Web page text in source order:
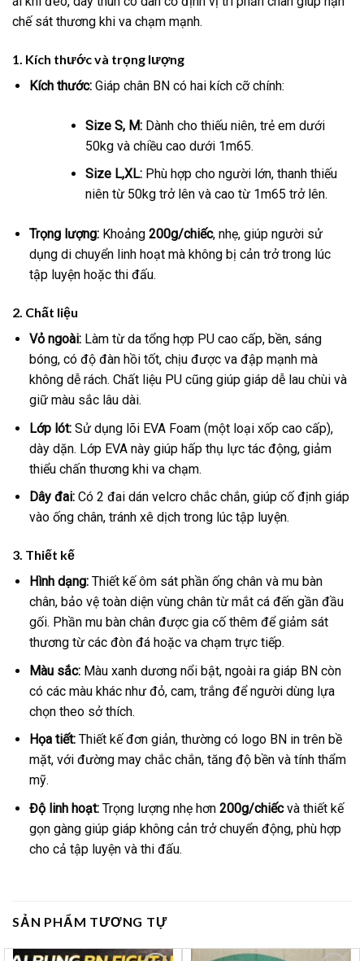
chế sát thương khi va chạm mạnh.
1. Kích thước và trọng lượng
Kích thước:Giáp chân BN có hai kích cỡ chính:
Size S, M:Dành cho thiếu niên, trẻ em dưới
50kg và chiều cao dưới 1m65.
Size L,XL:Phù hợp cho người lớn, thanh thiếu
niên từ 50kg trở lên và cao từ 1m65 trở lên.
Trọng lượng:Khoảng 200g/chiếc, nhẹ, giúp người sử
dụng di chuyển linh hoạt mà không bị cản trở trong lúc
tập luyện hoặc thi đấu.
2. Chất liệu
Vỏ ngoài:Làm từ da tổng hợp PU cao cấp, bền, sáng
bóng, có độ đàn hồi tốt, chịu được va đập mạnh mà
không dễ rách. Chất liệu PU cũng giúp giáp dễ lau chùi và
giữ màu sắc lâu dài.
Lớp lót:Sử dụng lõi EVA Foam (một loại xốp cao cấp),
dày dặn. Lớp EVA này giúp hấp thụ lực tác động, giảm
thiểu chấn thương khi va chạm.
Dây đai:Có 2 đai dán velcro chắc chắn, giúp cố định giáp
vào ống chân, tránh xê dịch trong lúc tập luyện.
3. Thiết kế
Hình dạng:Thiết kế ôm sát phần ống chân và mu bàn
chân, bảo vệ toàn diện vùng chân từ mắt cá đến gần đầu
gối. Phần mu bàn chân được gia cố thêm để giảm sát
thương từ các đòn đá hoặc va chạm trực tiếp.
Màu sắc:Màu xanh dương nổi bật, ngoài ra giáp BN còn
có các màu khác như đỏ, cam, trắng để người dùng lựa
chọn theo sở thích.
Họa tiết:Thiết kế đơn giản, thường có logo BN in trên bề
mặt, với đường may chắc chắn, tăng độ bền và tính thẩm
mỹ.
Độ linh hoạt:Trọng lượng nhẹ hơn 200g/chiếcvà thiết kế
gọn gàng giúp giáp không cản trở chuyển động, phù hợp
cho cả tập luyện và thi đấu.
SẢN PHẨM TƯƠNG TỰ